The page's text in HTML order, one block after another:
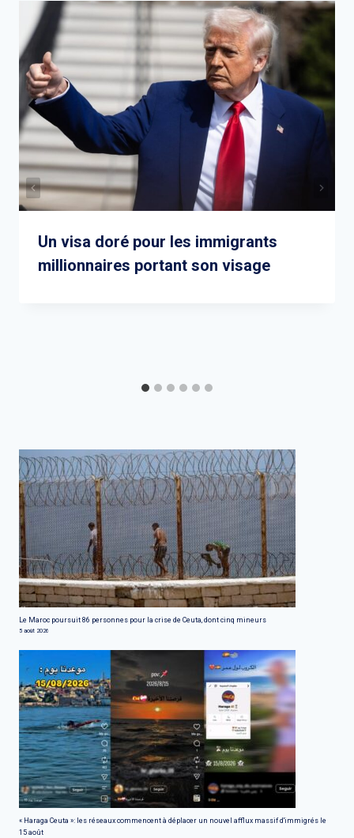
Un visa doré pour les immigrants
millionnaires portant son visage
Le Maroc poursuit 86 personnes pour la crise de Ceuta, dont cinq mineurs
5 août 2026
« Haraga Ceuta »: les réseaux commencent à déplacer un nouvel afflux massif d'immigrés le
15 août